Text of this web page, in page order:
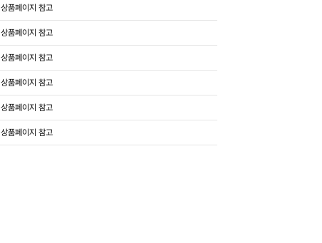
상품페이지 참고
상품페이지 참고
상품페이지 참고
상품페이지 참고
상품페이지 참고
상품페이지 참고